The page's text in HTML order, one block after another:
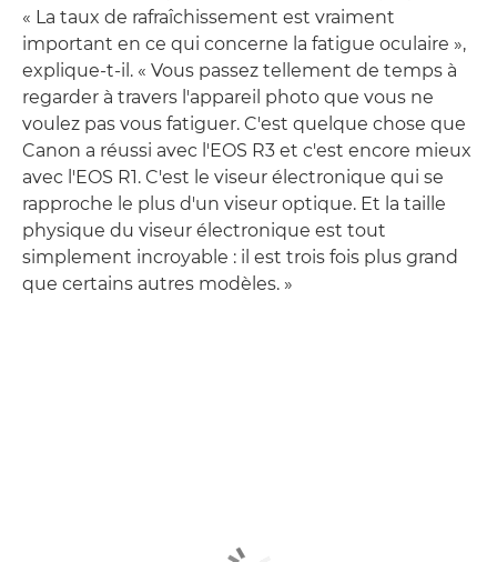
« La taux de rafraîchissement est vraiment
important en ce qui concerne la fatigue oculaire »,
explique-t-il. « Vous passez tellement de temps à
regarder à travers l'appareil photo que vous ne
voulez pas vous fatiguer. C'est quelque chose que
Canon a réussi avec l'EOS R3 et c'est encore mieux
avec l'EOS R1. C'est le viseur électronique qui se
rapproche le plus d'un viseur optique. Et la taille
physique du viseur électronique est tout
simplement incroyable : il est trois fois plus grand
que certains autres modèles. »